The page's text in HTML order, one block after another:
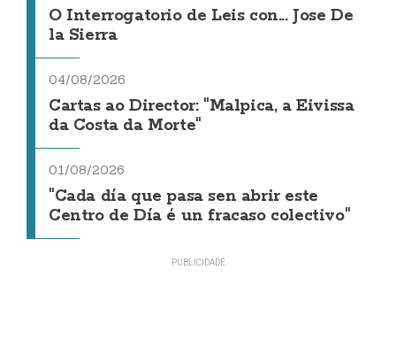
O Interrogatorio de Leis con... Jose De
la Sierra
04/08/2026
Cartas ao Director: "Malpica, a Eivissa
da Costa da Morte"
01/08/2026
"Cada día que pasa sen abrir este
Centro de Día é un fracaso colectivo"